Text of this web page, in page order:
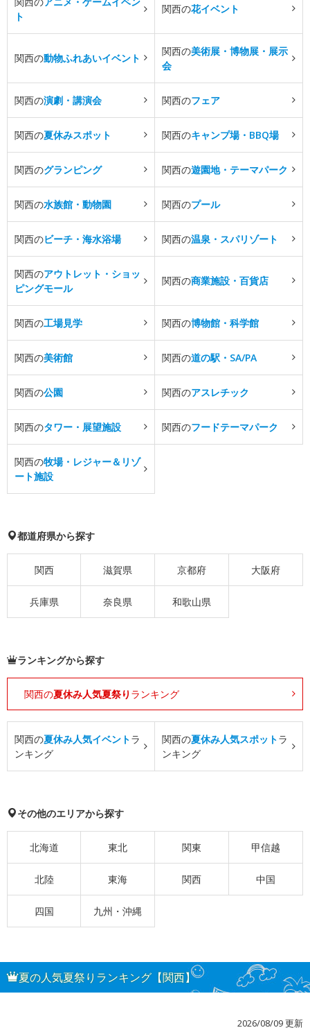
ト
関西の花イベント
関西の動物ふれあいイベント
関西の美術展・博物展・展示
会
関西の演劇・講演会 関西のフェア
関西の夏休みスポット 関西のキャンプ場・BBQ場
関西のグランピング 関西の遊園地・テーマパーク
関西の水族館・動物園 関西のプール
関西のビーチ・海水浴場 関西の温泉・スパリゾート
関西のアウトレット・ショッ
ピングモール
関西の商業施設・百貨店
関西の工場見学 関西の博物館・科学館
関西の美術館 関西の道の駅・SA/PA
関西の公園 関西のアスレチック
関西のタワー・展望施設 関西のフードテーマパーク
関西の牧場・レジャー＆リゾ
ート施設
都道府県から探す
関西 滋賀県 京都府 大阪府
兵庫県 奈良県 和歌山県
ランキングから探す
関西の夏休み人気夏祭り ランキング
関西の夏休み人気イベントラ
ンキング
関西の夏休み人気スポットラ
ンキング
その他のエリアから探す
北海道 東北 関東 甲信越
北陸 東海 関西 中国
四国 九州・沖縄
夏の人気夏祭りランキング【関西】
2026/08/09 更新